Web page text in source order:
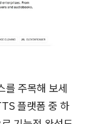
를 주목해 보세
플랫폼 중 하